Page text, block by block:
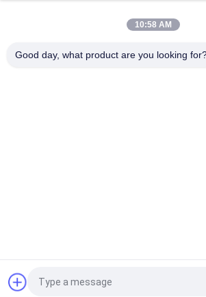
sovrapposizione
PRY-ER macchina per la laminazione di
Richiedi un preventivo
10:58 AM
Good day, what product are you looking